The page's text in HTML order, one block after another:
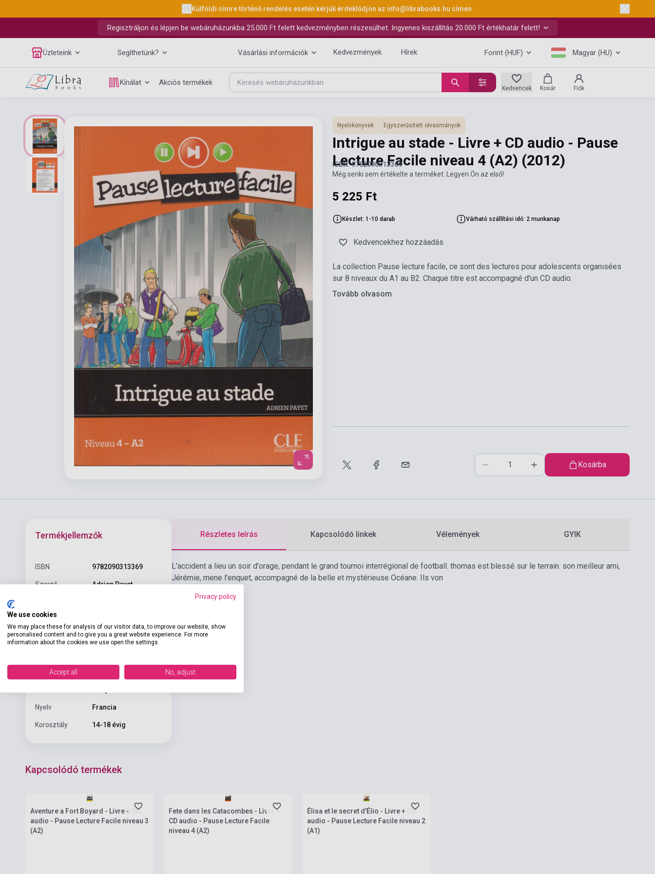
Külföldi címre történő rendelés esetén kérjük érdeklődjön az info@librabooks.hu címen.
Regisztráljon és lépjen be webáruházunkba 25.000 Ft felett kedvezményben részesülhet. Ingyenes kiszállítás 20.000 Ft értékhatár felett!
Üzleteink Segíthetünk? Vásárlási információk Kedvezmények Hírek Forint (HUF) Magyar (HU)
Kínálat Akciós termékek
Kedvencek Kosár Fiók
Nyelvkönyvek Egyszerűsített olvasmányok
Intrigue au stade - Livre + CD audio - Pause
Lecture Facile niveau 4 (A2) (2012)
ISBN: 9782090313369
Még senki sem értékelte a terméket. Legyen Ön az első!
5 225 Ft
Készlet: 1-10 darab Várható szállítási idő: 2 munkanap
Kedvencekhez hozzáadás
La collection Pause lecture facile, ce sont des lectures pour adolescents organisées
sur 8 niveaux du A1 au B2. Chaque titre est accompagné d'un CD audio.
Tovább olvasom
Kosárba
Termékjellemzők
ISBN 9782090313369
Szerző Adrien Payet
Kötés
Kiadó CLE INTERNATIONAL
Kiadás sorszám
Nyelv Francia
Korosztály 14-18 évig
Részletes leírás Kapcsolódó linkek Vélemények GYIK
L'accident a lieu un soir d'orage, pendant le grand tournoi interrégional de football. thomas est blessé sur le terrain. son meilleur ami,
Jérémie, mene l'enquet, accompagné de la belle et mystérieuse Océane. Ils von
Kapcsolódó termékek
Aventure a Fort Boyard - Livre + CD
audio - Pause Lecture Facile niveau 3
(A2)
Fete dans les Catacombes - Livre +
CD audio - Pause Lecture Facile
niveau 4 (A2)
Élisa et le secret d'Élio - Livre + CD
audio - Pause Lecture Facile niveau 2
(A1)
Privacy policy
We use cookies
We may place these for analysis of our visitor data, to improve our website, show
personalised content and to give you a great website experience. For more
information about the cookies we use open the settings.
Accept all No, adjust